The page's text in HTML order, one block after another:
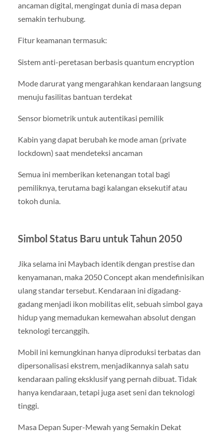
ancaman digital, mengingat dunia di masa depan
semakin terhubung.
Fitur keamanan termasuk:
Sistem anti-peretasan berbasis quantum encryption
Mode darurat yang mengarahkan kendaraan langsung
menuju fasilitas bantuan terdekat
Sensor biometrik untuk autentikasi pemilik
Kabin yang dapat berubah ke mode aman (private
lockdown) saat mendeteksi ancaman
Semua ini memberikan ketenangan total bagi
pemiliknya, terutama bagi kalangan eksekutif atau
tokoh dunia.
Simbol Status Baru untuk Tahun 2050
Jika selama ini Maybach identik dengan prestise dan
kenyamanan, maka 2050 Concept akan mendefinisikan
ulang standar tersebut. Kendaraan ini digadang-
gadang menjadi ikon mobilitas elit, sebuah simbol gaya
hidup yang memadukan kemewahan absolut dengan
teknologi tercanggih.
Mobil ini kemungkinan hanya diproduksi terbatas dan
dipersonalisasi ekstrem, menjadikannya salah satu
kendaraan paling eksklusif yang pernah dibuat. Tidak
hanya kendaraan, tetapi juga aset seni dan teknologi
tinggi.
Masa Depan Super-Mewah yang Semakin Dekat